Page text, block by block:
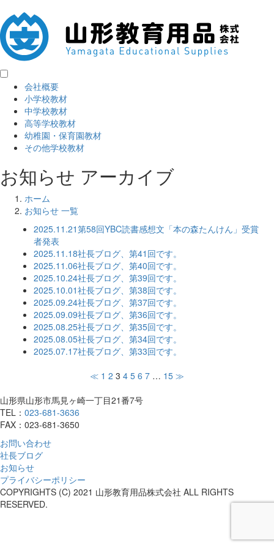
会社概要
小学校教材
中学校教材
高等学校教材
幼稚園・保育園教材
その他学校教材
お知らせ アーカイブ
ホーム
お知らせ 一覧
2025.11.21第58回YBC読書感想文「本の森たんけん」受賞
者発表
2025.11.18社長ブログ、第41回です。
2025.11.06社長ブログ、第40回です。
2025.10.24社長ブログ、第39回です。
2025.10.01社長ブログ、第38回です。
2025.09.24社長ブログ、第37回です。
2025.09.09社長ブログ、第36回です。
2025.08.25社長ブログ、第35回です。
2025.08.05社長ブログ、第34回です。
2025.07.17社長ブログ、第33回です。
≪ 1 2 3 4 5 6 7 … 15 ≫
山形県山形市馬見ヶ崎一丁目21番7号
TEL： 023-681-3636
FAX：023-681-3650
お問い合わせ
社長ブログ
お知らせ
プライバシーポリシー
COPYRIGHTS (C) 2021 山形教育用品株式会社 ALL RIGHTS
RESERVED.